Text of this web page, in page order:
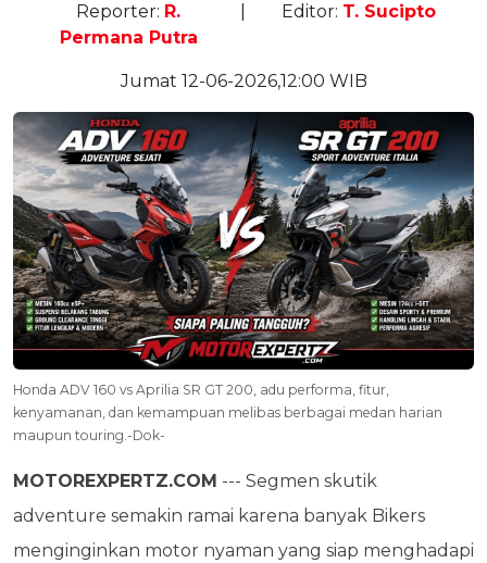
Reporter: R.
Permana Putra
Editor: T. Sucipto
Jumat 12-06-2026,12:00 WIB
Honda ADV 160 vs Aprilia SR GT 200, adu performa, fitur,
kenyamanan, dan kemampuan melibas berbagai medan harian
maupun touring.-Dok-
MOTOREXPERTZ.COM --- Segmen skutik
adventure semakin ramai karena banyak Bikers
menginginkan motor nyaman yang siap menghadapi